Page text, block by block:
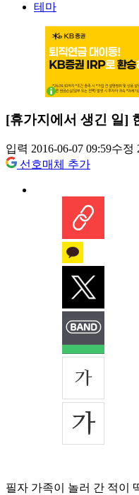
테마
[휴가지에서 생긴 일]
입력 2016-06-07 09:59수정
선호매체 추가
필자 가족이 놀러 간 적이